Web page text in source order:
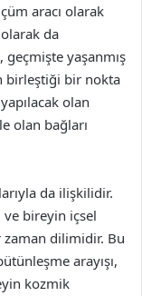
aracı olarak
da
geçmişte yaşanmış
birleştiği bir nokta
olan
olan bağları
da ilişkilidir.
bireyin içsel
dilimidir. Bu
arayışı,
kozmik